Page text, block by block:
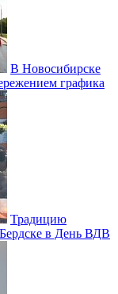
В Новосибирске
графика
Традицию
в День ВДВ